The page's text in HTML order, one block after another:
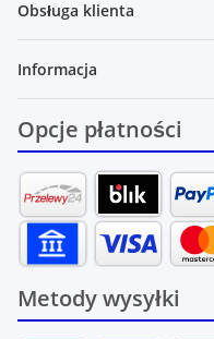
Obsługa klienta
Informacja
Opcje płatności
Metody wysyłki